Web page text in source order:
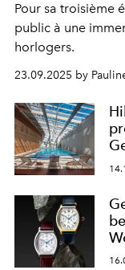
Pour sa troisième
public à une
horlogers.
23.09.2025 by